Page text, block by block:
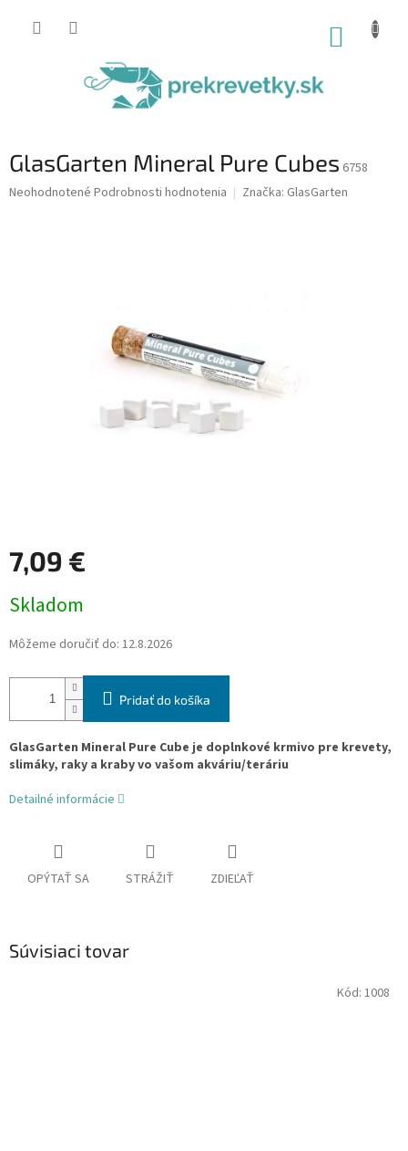
GlasGarten Mineral Pure Cubes 6758
Priemerné
Neohodnotené Podrobnosti hodnotenia Značka: GlasGarten
7,09 €
cena:
Skladom
Môžeme doručiť do: 12.8.2026
Pridať do košíka
GlasGarten Mineral Pure Cube je doplnkové krmivo pre krevety,
slimáky, raky a kraby vo vašom akváriu/teráriu
Detailné informácie
OPÝTAŤ SA STRÁŽIŤ ZDIEĽAŤ
Súvisiaci tovar
Kód: 1008